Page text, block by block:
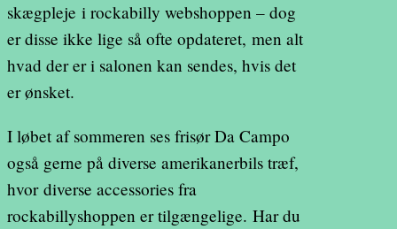
skægpleje i rockabilly webshoppen – dog
er disse ikke lige så ofte opdateret, men alt
hvad der er i salonen kan sendes, hvis det
er ønsket.
I løbet af sommeren ses frisør Da Campo
også gerne på diverse amerikanerbils træf,
hvor diverse accessories fra
rockabillyshoppen er tilgængelige. Har du